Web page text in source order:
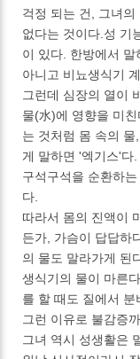
걱정 되는 건, 그녀
없다는 것이다.성 기
이 있다. 한방에서
아니고 비뇨생식기
그런데 심장의 열이
물(水)에 영향을 미
는 것처럼 몸 속의
게 말하면 '엑기스'다
구석구석을 순환하
다.
따라서 몸의 진액이
든가, 가슴이 답답하
의 물도 말라가게 된
생식기의 물이 마른
를 할 때도 질에서 분
그런 이유로 불감증
그녀 역시 성생활은